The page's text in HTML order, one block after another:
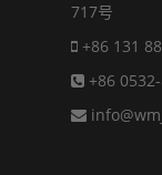
717号
+86 131
+86